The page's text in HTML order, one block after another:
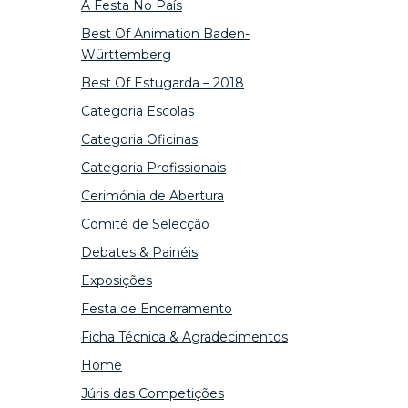
A Festa No País
Best Of Animation Baden-
Württemberg
Best Of Estugarda – 2018
Categoria Escolas
Categoria Oficinas
Categoria Profissionais
Cerimónia de Abertura
Comité de Selecção
Debates & Painéis
Exposições
Festa de Encerramento
Ficha Técnica & Agradecimentos
Home
Júris das Competições